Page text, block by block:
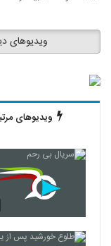
ویدیوهای
ویدیوهای